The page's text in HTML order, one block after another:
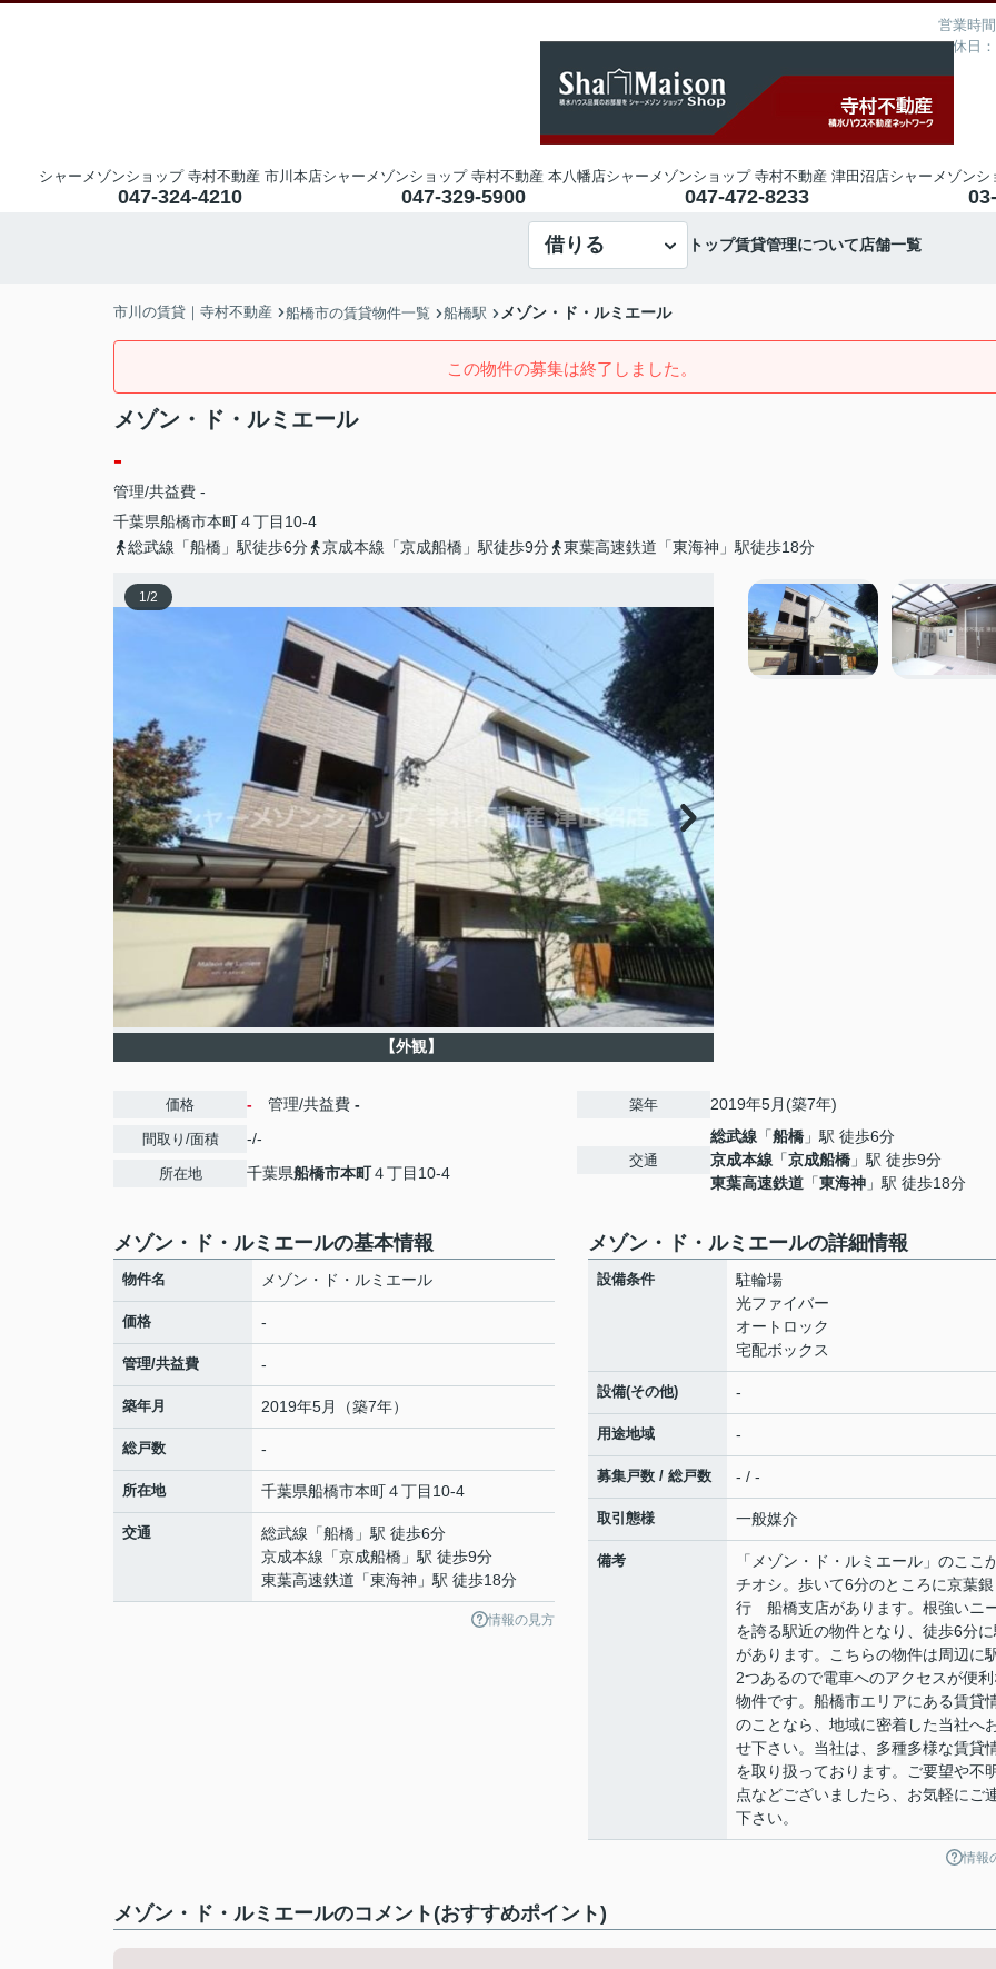
営業時
定休日
シャーメゾンショップ 寺村不動産 市川本店
047-324-4210
シャーメゾンショップ 寺村不動産 本八幡店
047-329-5900
シャーメゾンショップ 寺村不動産 津田沼店
047-472-8233
シャーメゾンシ
借りる トップ賃貸管理について店舗一覧
市川の賃貸｜寺村不動産 船橋市の賃貸物件一覧 船橋駅 メゾン・ド・ルミエール
この物件の募集は終了しました。
メゾン・ド・ルミエール
-
管理/共益費 -
千葉県船橋市本町４丁目10-4
総武線「船橋」駅徒歩6分
京成本線「京成船橋」駅徒歩9分 東葉高速鉄道「東海神」駅徒歩18分
1/2
【外観】
価格 - 管理/共益費 -
間取り/面積 -/-
所在地 千葉県船橋市本町４丁目10-4
築年 2019年5月(築7年)
交通
総武線 「船橋 」駅 徒歩6分
京成本線 「京成船橋 」駅 徒歩9分
東葉高速鉄道 「東海神 」駅 徒歩18分
メゾン・ド・ルミエールの基本情報
物件名 メゾン・ド・ルミエール
価格 -
管理/共益費 -
築年月 2019年5月（築7年）
総戸数 -
所在地 千葉県船橋市本町４丁目10-4
交通 総武線 「船橋 」駅 徒歩6分
京成本線 「京成船橋 」駅 徒歩9分
東葉高速鉄道 「東海神 」駅 徒歩18分
情報の見方
メゾン・ド・ルミエールの詳細情報
設備条件
駐輪場
光ファイバー
オートロック
宅配ボックス
設備(その他) -
用途地域 -
募集戸数 / 総戸数 - / -
取引態様 一般媒介
備考
「メゾン・ド・ルミエール」のここ
チオシ。歩いて6分のところに京葉銀
行 船橋支店があります。根強いニ
を誇る駅近の物件となり、徒歩6分
があります。こちらの物件は周辺に
2つあるので電車へのアクセスが便
物件です。船橋市エリアにある賃貸
のことなら、地域に密着した当社へ
せ下さい。当社は、多種多様な賃貸
を取り扱っております。ご要望や不
点などございましたら、お気軽にご
下さい。
情報
メゾン・ド・ルミエールのコメント(おすすめポイント)